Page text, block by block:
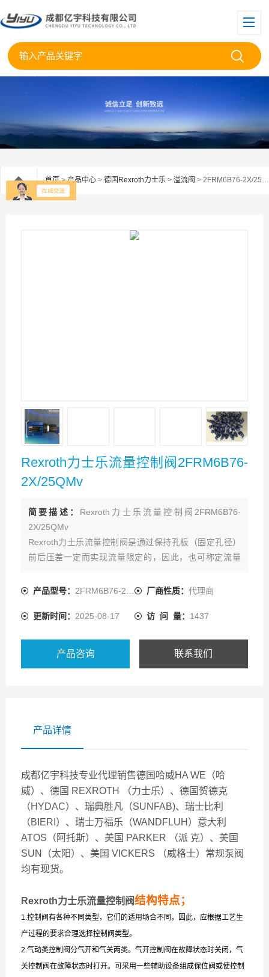
首页>产品中心 > 德国Rexroth力士乐 > 溢流阀 > 2FRM6B76-2X/25QMVRexroth力士乐流量控制阀2FRM6B76-2X/25QMv
Rexroth力士乐流量控制阀2FRM6B76-
2X/25QMv
简要描述： Rexroth力士乐流量控制阀2FRM6B76-
2X/25QMv
Rexroth力士乐流量控制阀是通过保持孔板（固定孔径）
前后压差一定而实现流量限定的，因此，也可称定流量
口液阻的大小来控制节流口的流量，从而调节执行元件
产品型号： 2FRM6B76-2X/25QMV 厂商性质： 代理商
更新时间： 2025-08-17 访 问 量： 1437
产品咨询 联系我们
产品详情
成都亿宇科技专业代理销售德国哈威HA WE（哈
威）、德国 REXROTH （力士乐）、德国贺德克
（HYDAC）、瑞典胜凡（SUNFAB)、瑞士比利
（BIERI）、瑞士万福乐（WANDFLUH）意大利
ATOS（阿托斯）、美国 PARKER （派 克）、美国
SUN（太阳）、美国 VICKERS （威格士）常规泵阀
均有现货。
Rexroth力士乐流量控制阀结构特点；
1.控制阀有各种不同类型，它们的适用场合不同，因此，应根据工艺生
产过程的要求合理选择控制阀类型。
2.气动类控制阀分气开和气关两类。气开控制阀在故障状态时关闭，气
关控制阀在故障状态时打开。可采用一些辅助设备组成保位阀或使控制